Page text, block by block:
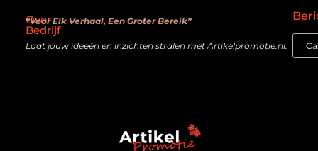
Over
Bedrijf
“Voor Elk Verhaal, Een Groter Bereik”
Laat jouw ideeën en inzichten stralen met Artikelpromotie.nl.